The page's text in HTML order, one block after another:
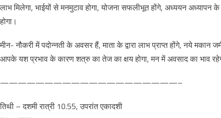
लाभ मिलेगा, भाईयों से मनमुटाव होगा, योजना सफलीभूत होंगे, अध्ययन अध्यापन के
होगा।
मीन- नौकरी में पदोन्नती के अवसर हैं, माता के द्वारा लाभ प्राप्त होंगे, नये मकान
आपके यश प्रभाव के कारण शत्रु का तेज का क्षय होगा, मन में अवसाद का भाव
————————————————————–
तिथी – दशमी रात्री 10.55, उपरांत एकादशी